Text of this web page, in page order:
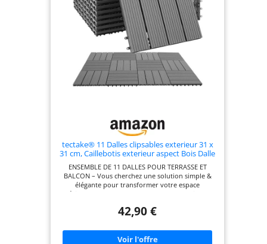
tectake® 11 Dalles clipsables exterieur 31 x
31 cm, Caillebotis exterieur aspect Bois Dalle
intempéries, Revêtement sol extérieur
Terrasse, Balcon, Veranda
ENSEMBLE DE 11 DALLES POUR TERRASSE ET
BALCON – Vous cherchez une solution simple &
élégante pour transformer votre espace
extérieur? Ce lot de 11 dalles terrasse exterieur est
d'encliquetage pratique, ces dalles clipsables
offrant une décoration terrasse exterieur sans
effort. Idéales pour créer une terrasse chic &
42,90 €